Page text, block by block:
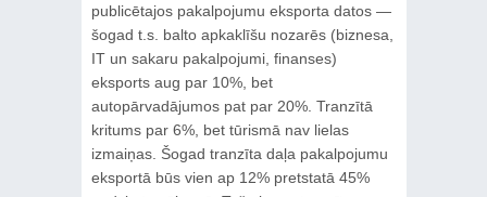
publicētajos pakalpojumu eksporta datos —
šogad t.s. balto apkaklīšu nozarēs (biznesa,
IT un sakaru pakalpojumi, finanses)
eksports aug par 10%, bet
autopārvadājumos pat par 20%. Tranzītā
kritums par 6%, bet tūrismā nav lielas
izmaiņas. Šogad tranzīta daļa pakalpojumu
eksportā būs vien ap 12% pretstatā 45%